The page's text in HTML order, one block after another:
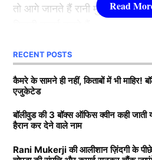
3.श्रद्धा कपूर (
लिस्ट में तीसरे नंबर पर शक्ति कपूर की
उन्होंने कई हिट फिल्में की है.
उनकी एक्टिंग की वजह से भी काफी
मासूमियत और सादगी सभी को पसंद
करियर की शुरूआत 2010 में ‘तीन
की थी. हालांकि, उनकी यह फिल्म
कमाई नहीं कर पाई. वहीं, साल 2013
तो आगे जानते हैं रानी मुखर्जी के
Rani Mukerji के पति के
संपत्ति?
बता दें कि रानी मुखर्जी (Rani
चोपड़ा है. वह करोड़ों की संपत्ति के
दावा है कि आदित्य के पास 7200-
RECENT POSTS
कैमरे के सामने ही नहीं, किताबों में भी माहिर!
एजुकेटेड
बॉलीवुड की 3 बॉक्स ऑफिस क्वीन कही
हैरान कर देने वाले नाम
Rani Mukerji की आलीशान ज़िंदगी के पीछे